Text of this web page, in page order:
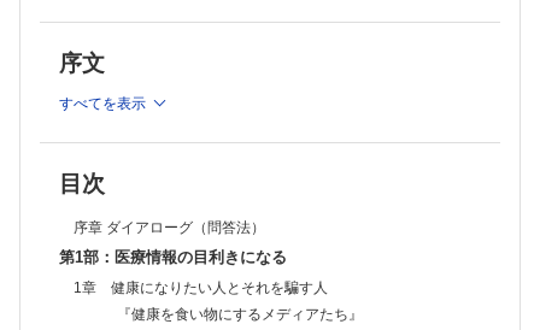
10章 一流にこだわる。川上から川下への流れ…
『一流の人はなぜ風邪をひかないのか？』
11章 「いにしえに学ぶ」の「いにしえ」は古いのか…？
序文
すべてを表示
目次
序章 ダイアローグ（問答法）
第1部：医療情報の目利きになる
1章 健康になりたい人とそれを騙す人
『健康を食い物にするメディアたち』